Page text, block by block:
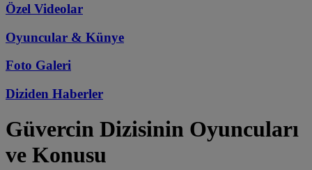
Özel Videolar
Oyuncular & Künye
Foto Galeri
Diziden Haberler
Güvercin Dizisinin Oyuncuları
ve Konusu